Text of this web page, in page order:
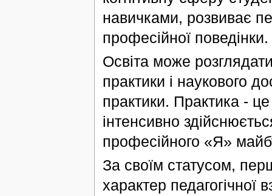
навичками, розвиває
професійної поведінки.
Освіта може
практики і наукового
практики. Практика -
інтенсивно
професійного «Я»
За своїм статусом,
характер педагогічної